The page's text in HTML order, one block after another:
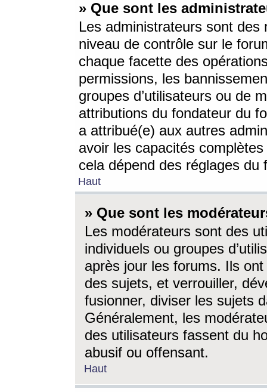
» Que sont les
Les administrateurs sont
niveau de contrôle sur le
chaque facette des
permissions, les
groupes d’utilisateurs ou de
attributions du fondateur du
a attribué(e) aux autres
avoir les capacités
cela dépend des réglages du
Haut
» Que sont les
Les modérateurs sont des
individuels ou groupes
après jour les forums. Ils ont
des sujets, et verrouiller,
fusionner, diviser les sujets
Généralement, les
des utilisateurs fassent du
abusif ou offensant.
Haut